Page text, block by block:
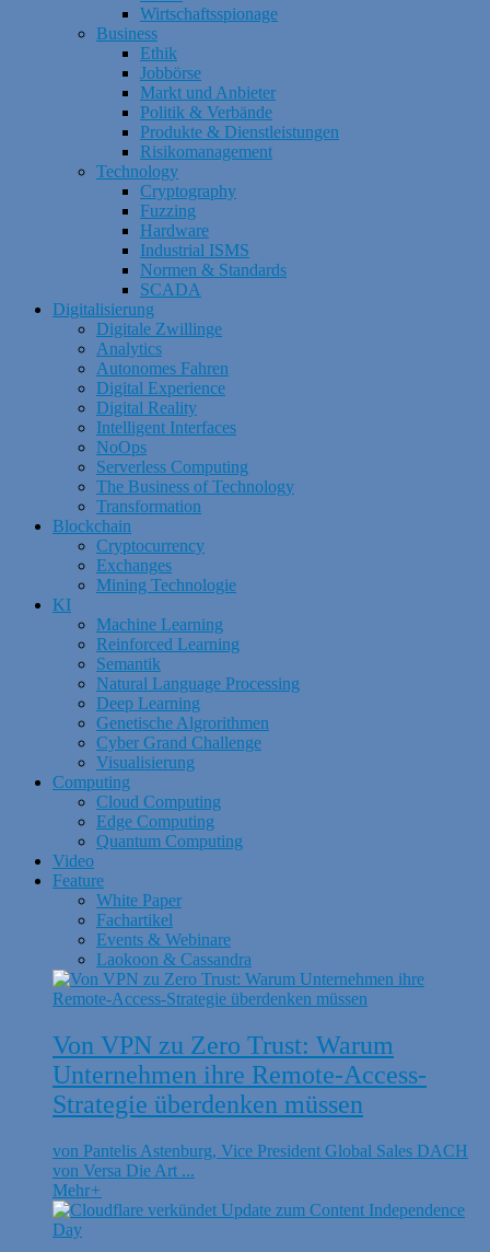
Wirtschaftsspionage
Business
Ethik
Jobbörse
Markt und Anbieter
Politik & Verbände
Produkte & Dienstleistungen
Risikomanagement
Technology
Cryptography
Fuzzing
Hardware
Industrial ISMS
Normen & Standards
SCADA
Digitalisierung
Digitale Zwillinge
Analytics
Autonomes Fahren
Digital Experience
Digital Reality
Intelligent Interfaces
NoOps
Serverless Computing
The Business of Technology
Transformation
Blockchain
Cryptocurrency
Exchanges
Mining Technologie
KI
Machine Learning
Reinforced Learning
Semantik
Natural Language Processing
Deep Learning
Genetische Algrorithmen
Cyber Grand Challenge
Visualisierung
Computing
Cloud Computing
Edge Computing
Quantum Computing
Video
Feature
White Paper
Fachartikel
Events & Webinare
Laokoon & Cassandra
Von VPN zu Zero Trust: Warum
Unternehmen ihre Remote-Access-
Strategie überdenken müssen
von Pantelis Astenburg, Vice President Global Sales DACH
von Versa Die Art ...
Mehr+